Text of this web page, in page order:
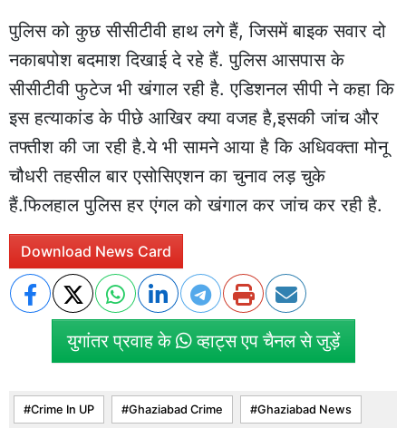
पुलिस को कुछ सीसीटीवी हाथ लगे हैं, जिसमें बाइक सवार दो
नकाबपोश बदमाश दिखाई दे रहे हैं. पुलिस आसपास के
सीसीटीवी फुटेज भी खंगाल रही है. एडिशनल सीपी ने कहा कि
इस हत्याकांड के पीछे आखिर क्या वजह है,इसकी जांच और
तफ्तीश की जा रही है.ये भी सामने आया है कि अधिवक्ता मोनू
चौधरी तहसील बार एसोसिएशन का चुनाव लड़ चुके
हैं.फिलहाल पुलिस हर एंगल को खंगाल कर जांच कर रही है.
Download News Card
युगांतर प्रवाह के व्हाट्स एप चैनल से जुड़ें
Crime In UP Ghaziabad Crime Ghaziabad News